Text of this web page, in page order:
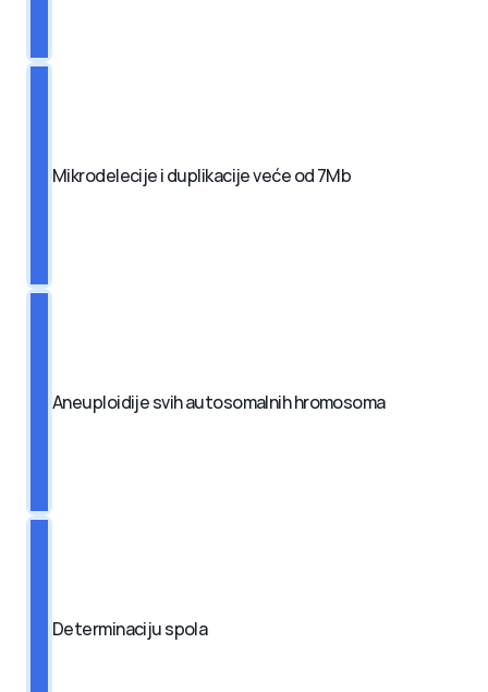
Mikrodelecije i duplikacije veće od 7Mb
Aneuploidije svih autosomalnih hromosoma
Determinaciju spola